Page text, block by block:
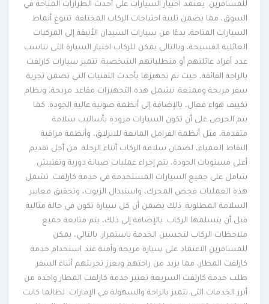
للمسافرين. يعتمد اختيار السيارات على أحدث الطرازات المتاحة في
السوق، مما يضمن تلبية احتياجات الركاب المختلفة. تتنوع أنماط
السيارات المتاحة، بدءًا من سيارات السيدان الأنيقة إلى المركبات
العائلية الفسيحة، وبالتالي يمكن للركاب اختيار السيارة التي تناسب
عدد أفراد عائلتهم أو متطلباتهم الشخصية. تتميز سيارات كارلفت
بالراحة الفائقة، حيث تم تجهيزها بأحدث التقنيات التي تضمن تجربة
سفر مريحة وممتعة. تشمل هذه التجهيزات مقاعد مريحة، ونظام
تكييف هواء فعال، بالإضافة إلى أنظمة صوتية عالية الجودة. كما
يتم الحرص على أن تكون السيارات مزودة بأساليب سلامة
متقدمة، مثل أنظمة الفرامل المانعة للانزلاق، وأنظمة مراقبة
النقاط العمياء، لضمان سلامة الركاب أثناء الرحلة. من أجل تقديم
أعلى مستويات الجودة، يتم إجراء عمليات صيانة دورية وتفتيش
شامل على جميع السيارات المستخدمة في خدمة كارلفت. تشمل
هذه العمليات فحص المحرك، واستبدال الزيوت، وتحقيق معايير
السلامة المطلوبة. ذلك يضمن أن كل سيارة تكون في حالة مثالية
قبل أن يتسلمها الركاب. بالإضافة إلى ذلك، يتم متابعة جميع
ملاحظات الركاب لتحسين الخدمة باستمرار. بالتالي، يمكن
للمسافرين الاعتماد على سيارة مريحة وآمنة عند استخدام خدمة
كارلفت المطار، مما يزيد من راحتهم ويعزز تجربتهم أثناء السفر.
طلب خدمة كارلفت السريعة تعتبر خدمة كارلفت المطار واحدة من
أبرز الخدمات التي تتميز بالراحة والسهولة في الإمارات. لطالما كانت